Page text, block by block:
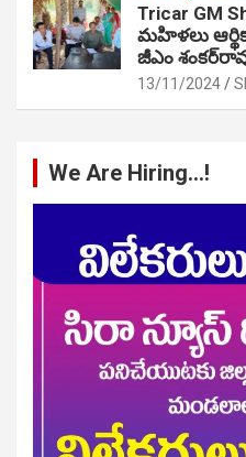
Tricar GM
మహిళలు
జీఎం
13/11/2024
We Are Hiring…!